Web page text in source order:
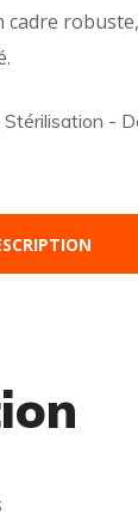
cadre
Stérilisation -